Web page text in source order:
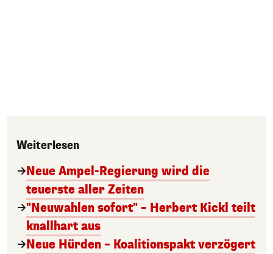
Weiterlesen
Neue Ampel-Regierung wird die
teuerste aller Zeiten
"Neuwahlen sofort" – Herbert Kickl teilt
knallhart aus
Neue Hürden – Koalitionspakt verzögert